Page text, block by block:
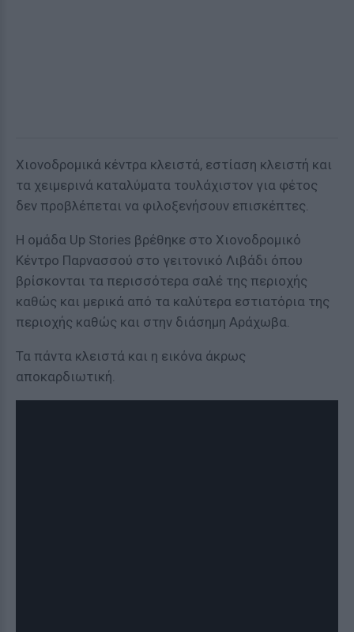
Χιονοδρομικά κέντρα κλειστά, εστίαση κλειστή και
τα χειμερινά καταλύματα τουλάχιστον για φέτος
δεν προβλέπεται να φιλοξενήσουν επισκέπτες.
Η ομάδα Up Stories βρέθηκε στο Χιονοδρομικό
Κέντρο Παρνασσού στο γειτονικό Λιβάδι όπου
βρίσκονται τα περισσότερα σαλέ της περιοχής
καθώς και μερικά από τα καλύτερα εστιατόρια της
περιοχής καθώς και στην διάσημη Αράχωβα.
Τα πάντα κλειστά και η εικόνα άκρως
αποκαρδιωτική.